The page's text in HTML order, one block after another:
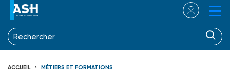
ACCUEIL MÉTIERS ET FORMATIONS